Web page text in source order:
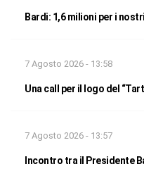
Bardi: 1,6 milioni per i
7 Agosto 2026 - 13:58
Una call per il logo del
7 Agosto 2026 - 13:57
Incontro tra il Presidente